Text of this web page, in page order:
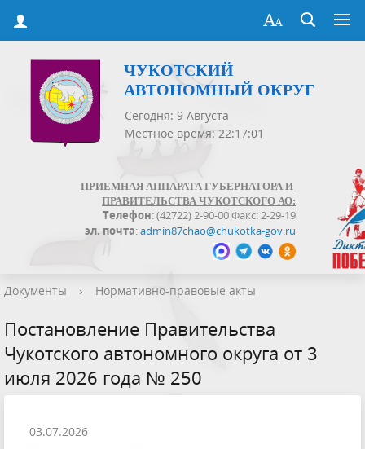
ЧУКОТСКИЙ
АВТОНОМНЫЙ ОКРУГ
Сегодня: 9 Августа
Местное время: 22:17:01
ПРИЕМНАЯ АППАРАТА ГУБЕРНАТОРА И
ПРАВИТЕЛЬСТВА ЧУКОТСКОГО АО:
Телефон: (42722) 2-90-00 Факс: 2-29-19
эл. почта:admin87chao@chukotka-gov.ru
Документы › Нормативно-правовые акты
Постановление Правительства
Чукотского автономного округа от 3
июля 2026 года № 250
03.07.2026